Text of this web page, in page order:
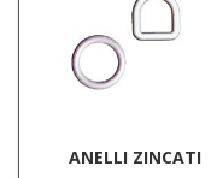
ANELLI ZINCATI